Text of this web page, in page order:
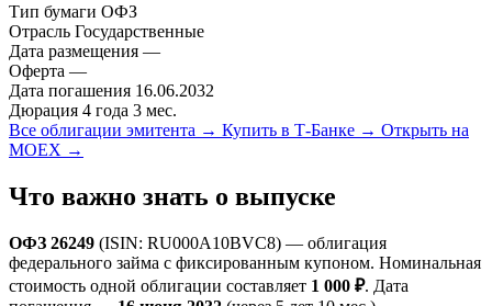
Тип бумаги ОФЗ
Отрасль Государственные
Дата размещения —
Оферта —
Дата погашения 16.06.2032
Дюрация 4 года 3 мес.
Все облигации эмитента → Купить в Т-Банке → Открыть на
MOEX →
Что важно знать о выпуске
ОФЗ 26249 (ISIN: RU000A10BVC8) — облигация
федерального займа с фиксированным купоном. Номинальная
стоимость одной облигации составляет 1 000 ₽. Дата